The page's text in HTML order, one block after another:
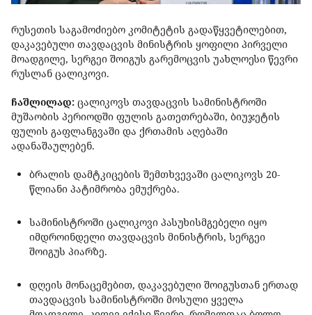
რუსეთის საგამოძიებო კომიტეტის გადაწყვეტილებით,
დაკავებული თავდაცვის მინისტრის ყოფილი პირველი
მოადგილე, სერგეი შოიგუს გარემოცვის უახლოესი წევრი
რუსლან ცალიკოვი.
ჩაშლილად: ცალიკოვს თავდაცვის სამინისტროში
მუშაობის პერიოდში ფულის გათეთრებაში, ბიუჯეტის
ფულის გაფლანგვაში და ქრთამის აღებაში
ადანაშაულებენ.
ბრალის დამტკიცების შემთხვევაში ცალიკოვს 20-
წლიანი პატიმრობა ემუქრება.
სამინისტროში ცალიკოვი პასუხისმგებელი იყო
იმდროინდელი თავდაცვის მინისტრის, სერგეი
შოიგუს პიარზე.
დღეის მონაცემებით, დაკავებული შოიგუსთან ერთად
თავდაცვის სამინისტროში მოსული ყველა